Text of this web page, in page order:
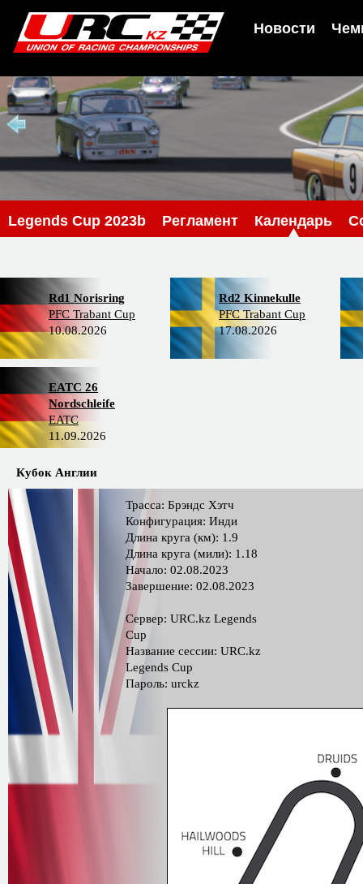
Новости
Legends Cup 2023b Регламент Календарь
Rd1 Norisring
PFC Trabant Cup
10.08.2026
Rd2 Kinnekulle
PFC Trabant Cup
17.08.2026
EATC 26
Nordschleife
EATC
11.09.2026
Кубок Англии
Трасса: Брэндс Хэтч
Конфигурация: Инди
Длина круга (км): 1.9
Длина круга (мили): 1.18
Начало: 02.08.2023
Завершение: 02.08.2023
Сервер: URC.kz Legends
Cup
Название сессии: URC.kz
Legends Cup
Пароль: urckz